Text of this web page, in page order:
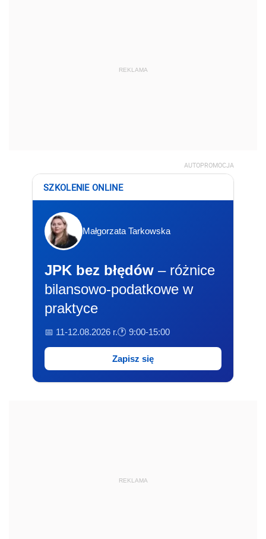
REKLAMA
AUTOPROMOCJA
SZKOLENIE ONLINE
Małgorzata Tarkowska
JPK bez błędów – różnice
bilansowo-podatkowe w
praktyce
📅 11-12.08.2026 r.🕐 9:00-15:00
Zapisz się
REKLAMA